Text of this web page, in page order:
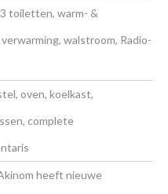
toiletten, warm- &
walstroom, Radio-
oven, koelkast,
complete
heeft nieuwe